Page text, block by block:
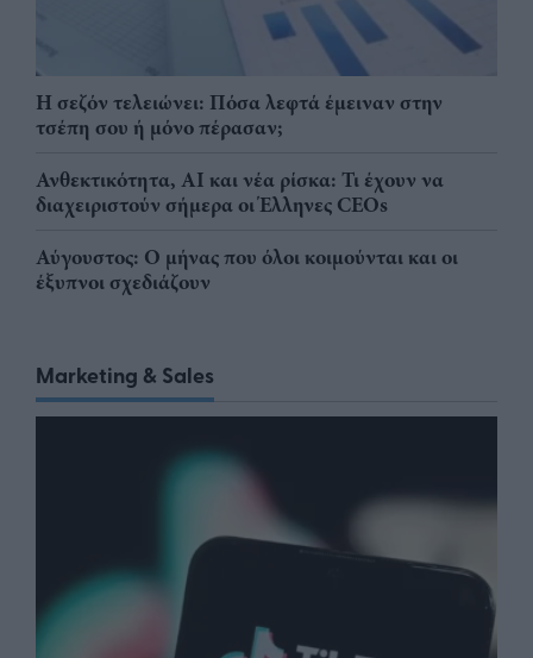
Η σεζόν τελειώνει: Πόσα λεφτά έμειναν στην
τσέπη σου ή μόνο πέρασαν;
Ανθεκτικότητα, AI και νέα ρίσκα: Τι έχουν να
διαχειριστούν σήμερα οι Έλληνες CEOs
Αύγουστος: Ο μήνας που όλοι κοιμούνται και οι
έξυπνοι σχεδιάζουν
Marketing & Sales